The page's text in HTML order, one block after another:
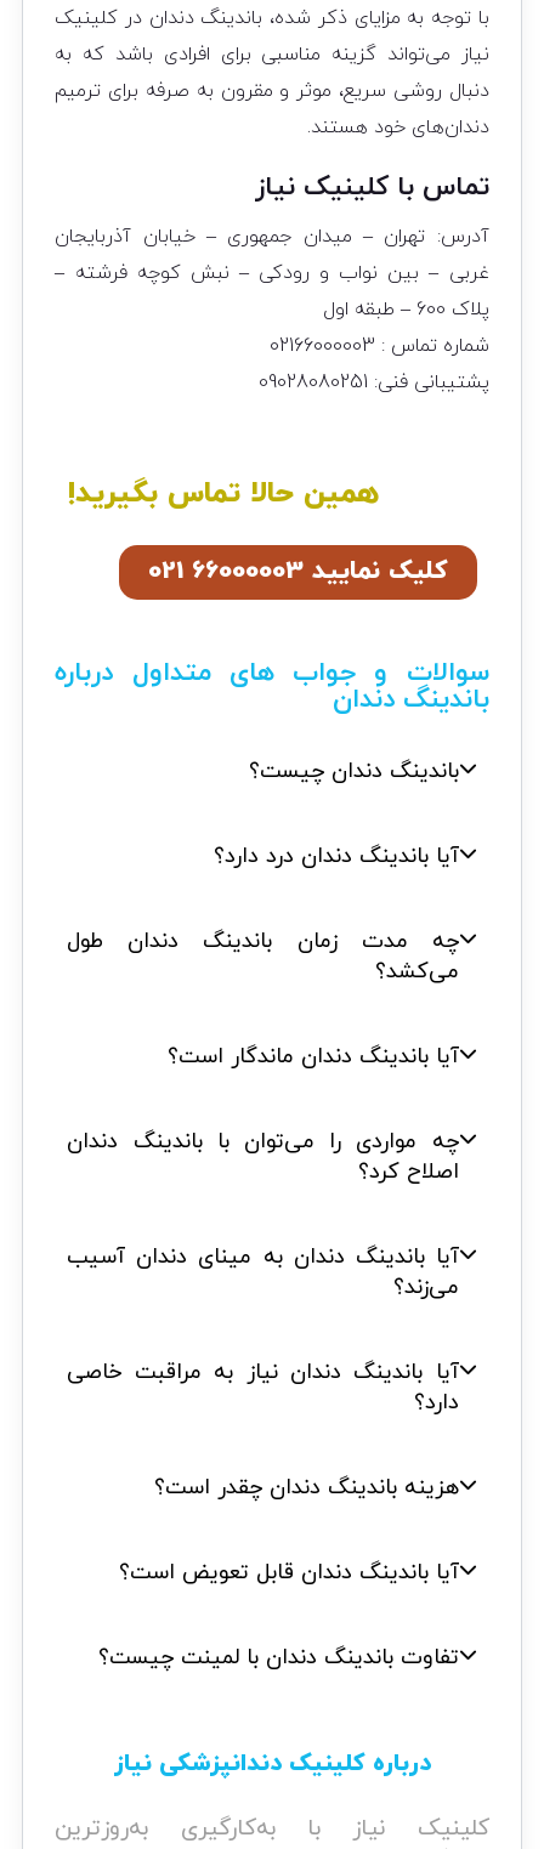
با توجه به مزایای ذکر شده، باندینگ دندان در کلینیک
نیاز می‌تواند گزینه مناسبی برای افرادی باشد که به
دنبال روشی سریع، موثر و مقرون به صرفه برای ترمیم
دندان‌های خود هستند.
تماس با کلینیک نیاز
آدرس: تهران – میدان جمهوری – خیابان آذربایجان
غربی – بین نواب و رودکی – نبش کوچه فرشته –
پلاک 600 – طبقه اول
شماره تماس : 02166000003
پشتیبانی فنی: 09028080251
همین حالا تماس بگیرید!
کلیک نمایید 66000003 021
سوالات و جواب های متداول درباره
باندینگ دندان
باندینگ دندان چیست؟
آیا باندینگ دندان درد دارد؟
چه مدت زمان باندینگ دندان طول
می‌کشد؟
آیا باندینگ دندان ماندگار است؟
چه مواردی را می‌توان با باندینگ دندان
اصلاح کرد؟
آیا باندینگ دندان به مینای دندان آسیب
می‌زند؟
آیا باندینگ دندان نیاز به مراقبت خاصی
دارد؟
هزینه باندینگ دندان چقدر است؟
آیا باندینگ دندان قابل تعویض است؟
تفاوت باندینگ دندان با لمینت چیست؟
درباره کلینیک دندانپزشکی نیاز
کلینیک نیاز با به‌کارگیری به‌روزترین